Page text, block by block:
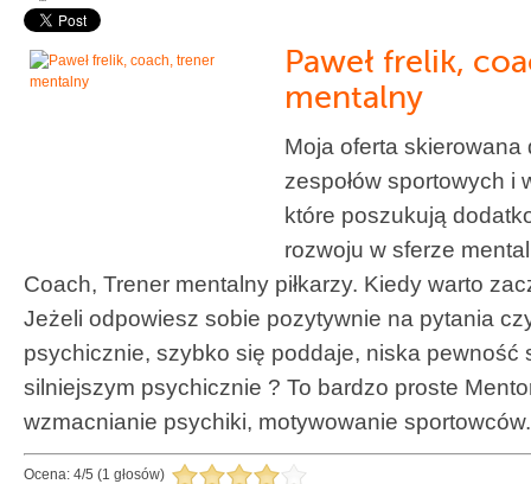
Paweł frelik,
mentalny
Moja oferta skierowana
zespołów sportowych i
które poszukują
rozwoju w sferze
Coach, Trener mentalny piłkarzy. Kiedy warto
Jeżeli odpowiesz sobie pozytywnie na pytania
psychicznie, szybko się poddaje, niska pewność
silniejszym psychicznie ? To bardzo proste
wzmacnianie psychiki, motywowanie
Ocena: 4/5 (1 głosów)